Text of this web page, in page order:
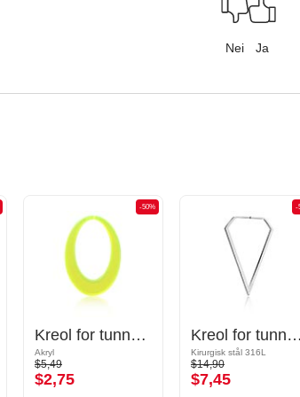
Nei Ja
-50%
Kreol for tunneler (akryl, forskjellige farger)
Akryl
$5,49
$2,75
-
Kreol for tunneler (kirurgisk stål, sølv, skinnende finish)
Kirurgisk stål 316L
$14,90
$7,45